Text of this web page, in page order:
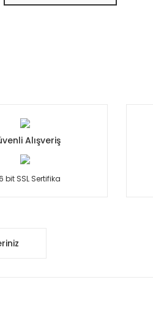
Alışveriş
bit SSL Sertifika